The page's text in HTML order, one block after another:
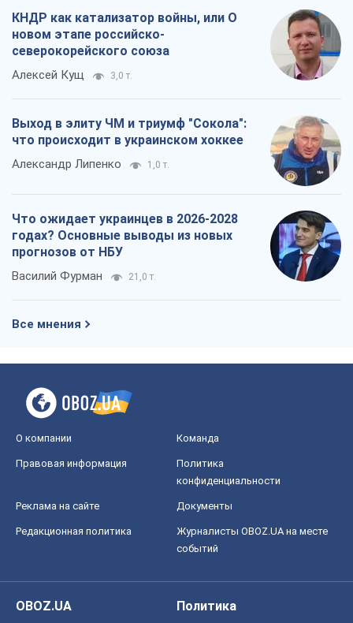
КНДР как катализатор войны, или О
новом этапе российско-
северокорейского союза
Алексей Кущ 3,0 т.
Выход в элиту ЧМ и триумф "Сокола":
что происходит в украинском хоккее
Александр Липенко 1,0 т.
Что ожидает украинцев в 2026-2028
годах? Основные выводы из новых
прогнозов от НБУ
Василий Фурман 21,0 т.
Все мнения
О компании Команда
Правовая информация
Политика
конфиденциальности
Реклама на сайте Документы
Редакционная политика
Журналисты OBOZ.UA на месте
событий
OBOZ.UA
Политика